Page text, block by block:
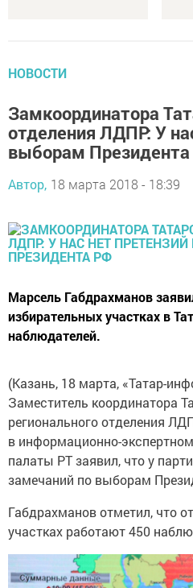
НОВОСТИ
Замкоординатора
отделения ЛДПР: У
выборам
Автор, 18 марта 2018 - 18:39
Марсель Габдрахманов
избирательных участках в
наблюдателей.
(Казань, 18 марта, «Татар-
Заместитель координатора
регионального отделения
в информационно-
палаты РТ заявил, что у
замечаний по выборам
Габдрахманов отметил, что
участках работают 450